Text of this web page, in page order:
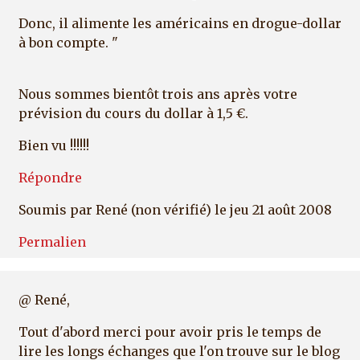
Donc, il alimente les américains en drogue-dollar
à bon compte. "
Nous sommes bientôt trois ans après votre
prévision du cours du dollar à 1,5 €.
Bien vu !!!!!!
Répondre
Soumis par René (non vérifié) le jeu 21 août 2008
Permalien
@ René,
Tout d'abord merci pour avoir pris le temps de
lire les longs échanges que l'on trouve sur le blog